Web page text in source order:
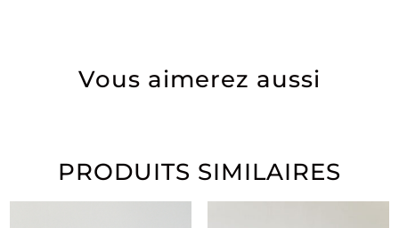
Vous aimerez aussi
PRODUITS SIMILAIRES